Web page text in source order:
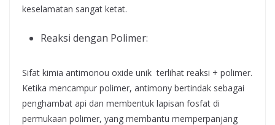
keselamatan sangat ketat.
Reaksi dengan Polimer:
Sifat kimia antimonou oxide unik terlihat reaksi + polimer.
Ketika mencampur polimer, antimony bertindak sebagai
penghambat api dan membentuk lapisan fosfat di
permukaan polimer, yang membantu memperpanjang